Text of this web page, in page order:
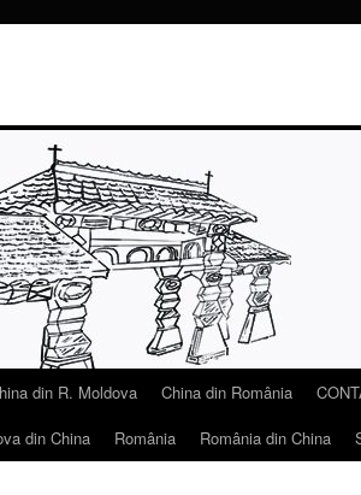
din R. Moldova China din România
din China România România din China